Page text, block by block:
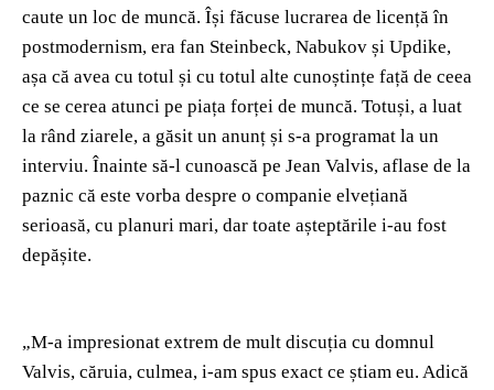
caute un loc de muncă. Își făcuse lucrarea de licență în
postmodernism, era fan Steinbeck, Nabukov și Updike,
așa că avea cu totul și cu totul alte cunoștințe față de ceea
ce se cerea atunci pe piața forței de muncă. Totuși, a luat
la rând ziarele, a găsit un anunț și s-a programat la un
interviu. Înainte să-l cunoască pe Jean Valvis, aflase de la
paznic că este vorba despre o companie elvețiană
serioasă, cu planuri mari, dar toate așteptările i-au fost
depășite.
„M-a impresionat extrem de mult discuția cu domnul
Valvis, căruia, culmea, i-am spus exact ce știam eu. Adică